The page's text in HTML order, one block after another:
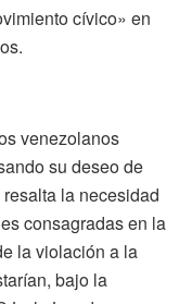
cívico» en
venezolanos
su deseo de
la necesidad
consagradas en la
la violación a la
bajo la